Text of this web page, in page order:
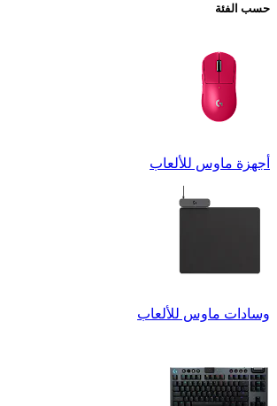
حسب الفئة
أجهزة ماوس للألعاب
وسادات ماوس للألعاب